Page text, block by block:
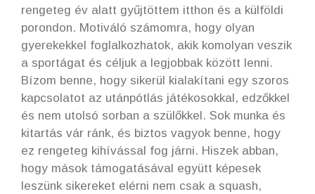
rengeteg év alatt gyűjtöttem itthon és a külföldi
porondon. Motiváló számomra, hogy olyan
gyerekekkel foglalkozhatok, akik komolyan veszik
a sportágat és céljuk a legjobbak között lenni.
Bízom benne, hogy sikerül kialakítani egy szoros
kapcsolatot az utánpótlás játékosokkal, edzőkkel
és nem utolsó sorban a szülőkkel. Sok munka és
kitartás vár ránk, és biztos vagyok benne, hogy
ez rengeteg kihívással fog járni. Hiszek abban,
hogy mások támogatásával együtt képesek
leszünk sikereket elérni nem csak a squash,